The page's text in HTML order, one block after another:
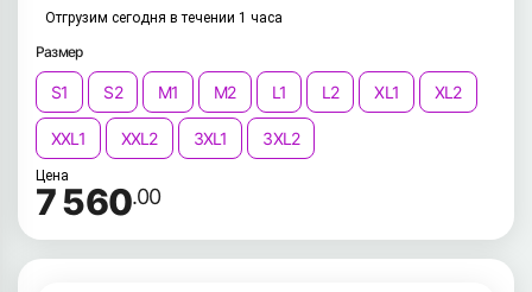
Отгрузим сегодня в течении 1 часа
Размер
S1 S2 M1 M2 L1 L2 XL1 XL2
XXL1 XXL2 3XL1 3XL2
Цена
7 560.00